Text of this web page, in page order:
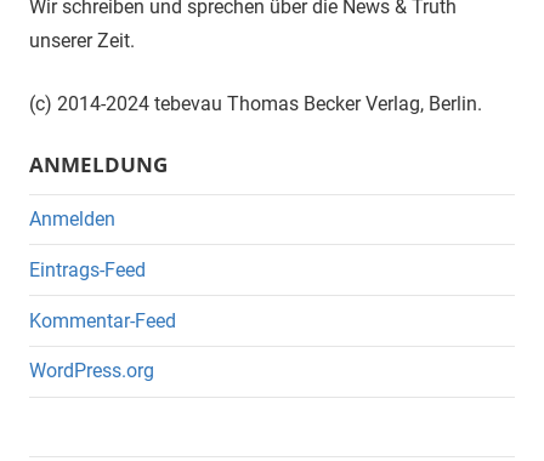
Wir schreiben und sprechen über die News & Truth
unserer Zeit.
(c) 2014-2024 tebevau Thomas Becker Verlag, Berlin.
ANMELDUNG
Anmelden
Eintrags-Feed
Kommentar-Feed
WordPress.org